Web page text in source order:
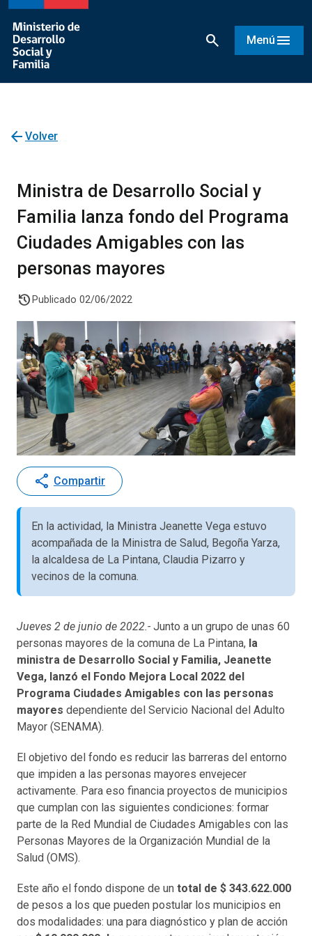
search Menú menu
arrow_back Volver
Ministra de Desarrollo Social y
Familia lanza fondo del Programa
Ciudades Amigables con las
personas mayores
history Publicado 02/06/2022
share Compartir
En la actividad, la Ministra Jeanette Vega estuvo
acompañada de la Ministra de Salud, Begoña Yarza,
la alcaldesa de La Pintana, Claudia Pizarro y
vecinos de la comuna.
Jueves 2 de junio de 2022.- Junto a un grupo de unas 60
personas mayores de la comuna de La Pintana, la
ministra de Desarrollo Social y Familia, Jeanette
Vega, lanzó el Fondo Mejora Local 2022 del
Programa Ciudades Amigables con las personas
mayores dependiente del Servicio Nacional del Adulto
Mayor (SENAMA).
El objetivo del fondo es reducir las barreras del entorno
que impiden a las personas mayores envejecer
activamente. Para eso financia proyectos de municipios
que cumplan con las siguientes condiciones: formar
parte de la Red Mundial de Ciudades Amigables con las
Personas Mayores de la Organización Mundial de la
Salud (OMS).
Este año el fondo dispone de un total de $ 343.622.000
de pesos a los que pueden postular los municipios en
dos modalidades: una para diagnóstico y plan de acción